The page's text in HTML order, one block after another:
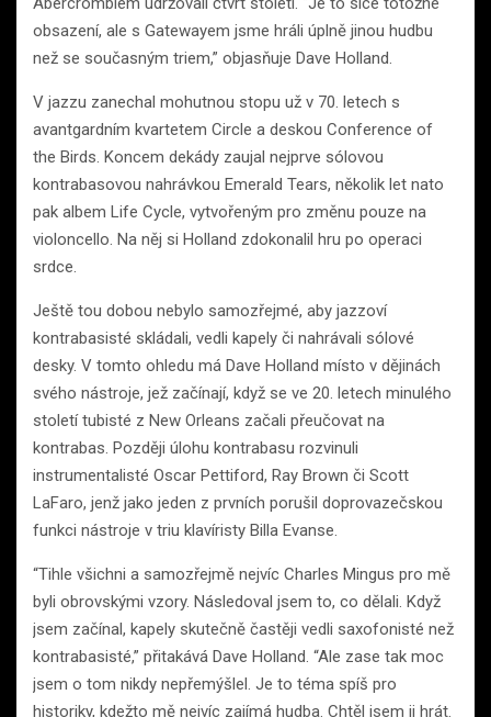
obsazení, ale s Gatewayem jsme hráli úplně jinou hudbu
než se současným triem,” objasňuje Dave Holland.
V jazzu zanechal mohutnou stopu už v 70. letech s
avantgardním kvartetem Circle a deskou Conference of
the Birds. Koncem dekády zaujal nejprve sólovou
kontrabasovou nahrávkou Emerald Tears, několik let nato
pak albem Life Cycle, vytvořeným pro změnu pouze na
violoncello. Na něj si Holland zdokonalil hru po operaci
srdce.
Ještě tou dobou nebylo samozřejmé, aby jazzoví
kontrabasisté skládali, vedli kapely či nahrávali sólové
desky. V tomto ohledu má Dave Holland místo v dějinách
svého nástroje, jež začínají, když se ve 20. letech minulého
století tubisté z New Orleans začali přeučovat na
kontrabas. Později úlohu kontrabasu rozvinuli
instrumentalisté Oscar Pettiford, Ray Brown či Scott
LaFaro, jenž jako jeden z prvních porušil doprovazečskou
funkci nástroje v triu klavíristy Billa Evanse.
“Tihle všichni a samozřejmě nejvíc Charles Mingus pro mě
byli obrovskými vzory. Následoval jsem to, co dělali. Když
jsem začínal, kapely skutečně častěji vedli saxofonisté než
kontrabasisté,” přitakává Dave Holland. “Ale zase tak moc
jsem o tom nikdy nepřemýšlel. Je to téma spíš pro
historiky, kdežto mě nejvíc zajímá hudba. Chtěl jsem ji hrát.